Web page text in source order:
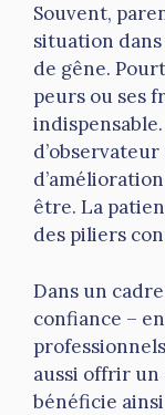
Souvent,
situation
de gêne.
peurs ou ses
être. La
des piliers
Dans un
confiance –
aussi offrir un
bénéficie